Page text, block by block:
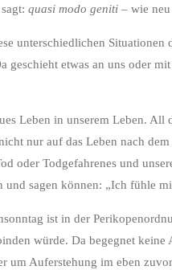
quasi modo geniti – wie
unterschiedlichen
geschieht etwas an uns oder
Leben in unserem Leben.
nur auf das Leben nach
oder Todgefahrenes und
sagen können: „Ich fühle
ist in der
würde. Da begegnet
um Auferstehung im eben